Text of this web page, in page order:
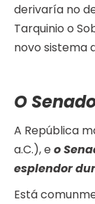
derivaría no
Tarquinio o
novo sistema
O
A República
a.C.), eo
esplendor
Está